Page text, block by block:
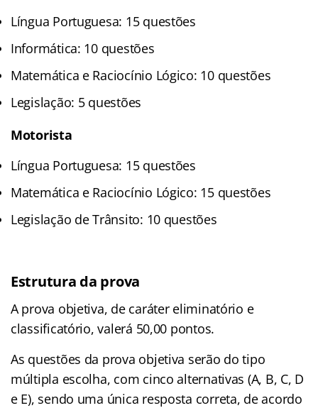
Língua Portuguesa: 15 questões
Informática: 10 questões
Matemática e Raciocínio Lógico: 10 questões
Legislação: 5 questões
Motorista
Língua Portuguesa: 15 questões
Matemática e Raciocínio Lógico: 15 questões
Legislação de Trânsito: 10 questões
Estrutura da prova
A prova objetiva, de caráter eliminatório e
classificatório, valerá 50,00 pontos.
As questões da prova objetiva serão do tipo
múltipla escolha, com cinco alternativas (A, B, C, D
e E), sendo uma única resposta correta, de acordo